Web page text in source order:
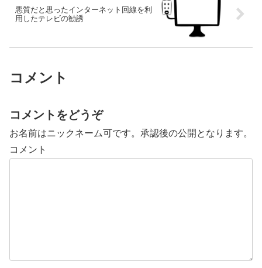
悪質だと思ったインターネット回線を利
用したテレビの勧誘
コメント
コメントをどうぞ
お名前はニックネーム可です。承認後の公開となります。
コメント